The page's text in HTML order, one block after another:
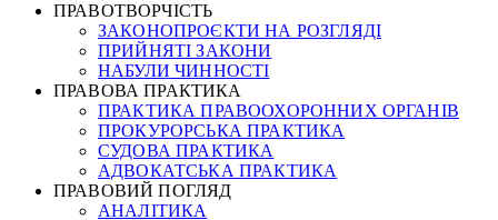
ПРАВОТВОРЧІСТЬ
ЗАКОНОПРОЄКТИ НА РОЗГЛЯДІ
ПРИЙНЯТІ ЗАКОНИ
НАБУЛИ ЧИННОСТІ
ПРАВОВА ПРАКТИКА
ПРАКТИКА ПРАВООХОРОННИХ ОРГАНІВ
ПРОКУРОРСЬКА ПРАКТИКА
СУДОВА ПРАКТИКА
АДВОКАТСЬКА ПРАКТИКА
ПРАВОВИЙ ПОГЛЯД
АНАЛІТИКА